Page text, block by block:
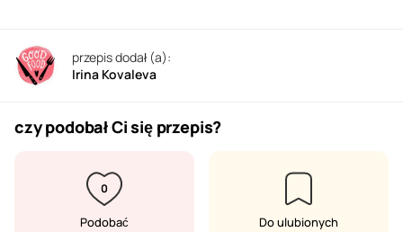
przepis dodał (a):
Irina Kovaleva
czy podobał Ci się przepis?
0
Podobać Do ulubionych